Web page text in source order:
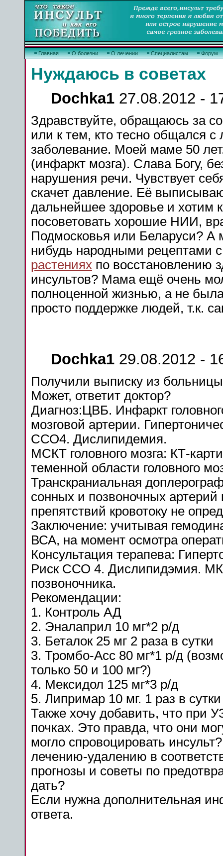
Главная О болезни О лечении Специалистам Форум
Нуждаюсь в советах
Dochka1 27.08.2012 -
Здравствуйте, обращаюсь за
или к тем, кто тесно общался
заболевание. Моей маме 50
(инфаркт мозга). Слава Богу,
нарушения речи. Чувствует
скачет давление. Её
дальнейшее здоровье и хотим
посоветовать хорошие НИИ,
Подмосковья или Беларуси? А
нибудь народными рецептами
растениях по восстановлению
инсультов? Мама ещё очень
полноценной жизнью, а не
просто поддержке людей, т.к.
Dochka1 29.08.2012 -
Получили выписку из
Может, ответит доктор?
Диагноз:ЦВБ. Инфаркт
мозговой артерии.
ССО4. Дислипидемия.
МСКТ головного мозга: КТ-
теменной области головного
Транскраниальная
сонных и позвоночных
препятствий кровотоку не
Заключение: учитывая
ВСА, на момент осмотра
Консультация терапева:
Риск ССО 4. Дислипидэмия.
позвоночника.
Рекомендации:
1. Контроль АД
2. Эналаприл 10 мг*2 р/д
3. Беталок 25 мг 2 раза в сутки
3. Тромбо-Асс 80 мг*1 р/д
только 50 и 100 мг?)
4. Мексидол 125 мг*3 р/д
5. Липримар 10 мг. 1 раз в сутки
Также хочу добавить, что при
почках. Это правда, что они
могло спровоцировать инсульт
лечению-удалению в
прогнозы и советы по
дать?
Если нужна дополнительная
ответа.